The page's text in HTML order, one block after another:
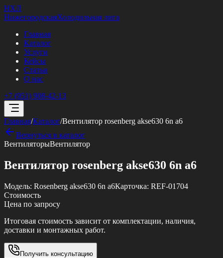
НХЛ
НижегородскаяХолодильная лига
Главная
Каталог
Услуги
Кейсы
Статьи
О нас
+7 (951) 908-42-13
Главная/Каталог/Вентилятор rosenberg akse630 6n a6
Вернуться в каталог
ВентиляторыВентилятор
Вентилятор rosenberg akse630 6n a6
Модель: Rosenberg akse630 6n a6Карточка: REF-01704
Стоимость
Цена по запросу
Итоговая стоимость зависит от комплектации, наличия,
доставки и монтажных работ.
Получить консультацию